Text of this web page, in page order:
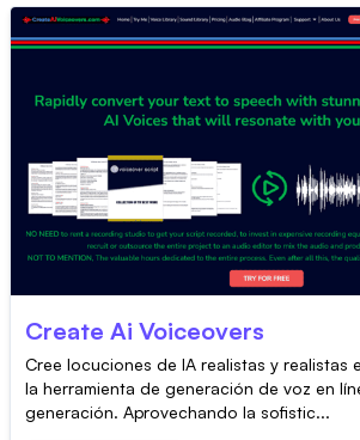
Create Ai Voiceovers
Cree locuciones de IA realistas y realistas
la herramienta de generación de voz en
generación. Aprovechando la sofistic...